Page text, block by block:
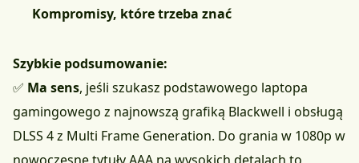
Kompromisy, które trzeba znać
Szybkie podsumowanie:
✅ Ma sens, jeśli szukasz podstawowego laptopa
gamingowego z najnowszą grafiką Blackwell i obsługą
DLSS 4 z Multi Frame Generation. Do grania w 1080p w